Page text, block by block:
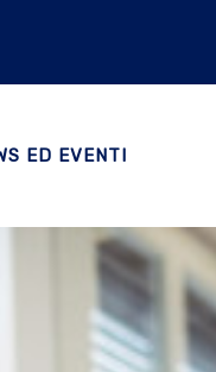
ED EVENTI